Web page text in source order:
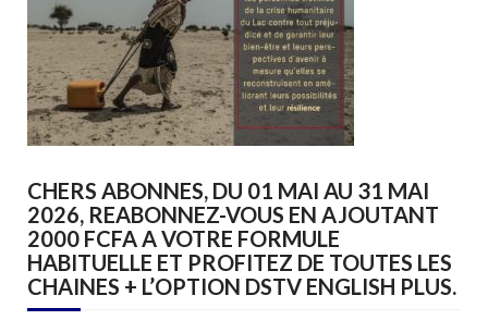
CHERS ABONNES, DU 01 MAI AU 31 MAI
2026, REABONNEZ-VOUS EN AJOUTANT
2000 FCFA A VOTRE FORMULE
HABITUELLE ET PROFITEZ DE TOUTES LES
CHAINES + L’OPTION DSTV ENGLISH PLUS.